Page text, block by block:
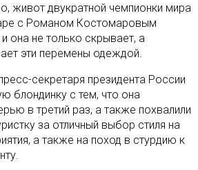
живот двукратной чемпионки мира
с Романом Костомаровым
она не только скрывает, а
эти перемены одеждой.
секретаря президента России
блондинку с тем, что она
в третий раз, а также похвалили
за отличный выбор стиля на
а также на поход в стурдию к